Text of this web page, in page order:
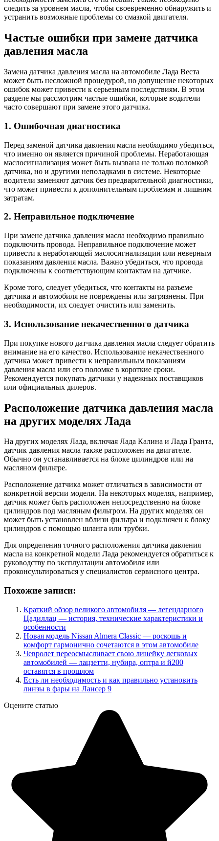
следить за уровнем масла, чтобы своевременно обнаружить и
устранить возможные проблемы со смазкой двигателя.
Частые ошибки при замене датчика
давления масла
Замена датчика давления масла на автомобиле Лада Веста
может быть несложной процедурой, но допущение некоторых
ошибок может привести к серьезным последствиям. В этом
разделе мы рассмотрим частые ошибки, которые водители
часто совершают при замене этого датчика.
1. Ошибочная диагностика
Перед заменой датчика давления масла необходимо убедиться,
что именно он является причиной проблемы. Неработающая
маслосигнализация может быть вызвана не только поломкой
датчика, но и другими неполадками в системе. Некоторые
водители заменяют датчик без предварительной диагностики,
что может привести к дополнительным проблемам и лишним
затратам.
2. Неправильное подключение
При замене датчика давления масла необходимо правильно
подключить провода. Неправильное подключение может
привести к неработающей маслосигнализации или неверным
показаниям давления масла. Важно убедиться, что провода
подключены к соответствующим контактам на датчике.
Кроме того, следует убедиться, что контакты на разъеме
датчика и автомобиля не повреждены или загрязнены. При
необходимости, их следует очистить или заменить.
3. Использование некачественного датчика
При покупке нового датчика давления масла следует обратить
внимание на его качество. Использование некачественного
датчика может привести к неправильным показаниям
давления масла или его поломке в короткие сроки.
Рекомендуется покупать датчики у надежных поставщиков
или официальных дилеров.
Расположение датчика давления масла
на других моделях Лада
На других моделях Лада, включая Лада Калина и Лада Гранта,
датчик давления масла также расположен на двигателе.
Обычно он устанавливается на блоке цилиндров или на
масляном фильтре.
Расположение датчика может отличаться в зависимости от
конкретной версии модели. На некоторых моделях, например,
датчик может быть расположен непосредственно на блоке
цилиндров под масляным фильтром. На других моделях он
может быть установлен вблизи фильтра и подключен к блоку
цилиндров с помощью шланга или трубки.
Для определения точного расположения датчика давления
масла на конкретной модели Лада рекомендуется обратиться к
руководству по эксплуатации автомобиля или
проконсультироваться у специалистов сервисного центра.
Похожие записи:
Краткий обзор великого автомобиля — легендарного
Цадиллац — история, технические характеристики и
особенности
Новая модель Nissan Almera Classic — роскошь и
комфорт гармонично сочетаются в этом автомобиле
Чевролет переосмысливает свою линейку легковых
автомобилей — лацзетти, нубира, оптра и й200
оставятся в прошлом
Есть ли необходимость и как правильно установить
линзы в фары на Лансер 9
Оцените статью